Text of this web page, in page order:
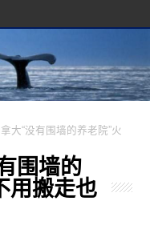
大“没有围墙的养老院”火
围墙的
用搬走也